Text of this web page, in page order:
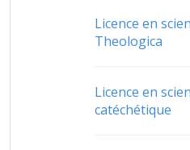
Licence en
Theologica
Licence en
catéchétique